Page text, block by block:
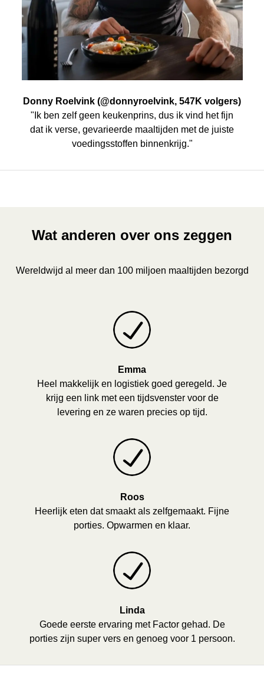
Donny Roelvink (@donnyroelvink, 547K volgers)
"Ik ben zelf geen keukenprins, dus ik vind het fijn
dat ik verse, gevarieerde maaltijden met de juiste
voedingsstoffen binnenkrijg."
Wat anderen over ons zeggen
Wereldwijd al meer dan 100 miljoen maaltijden bezorgd
Emma
Heel makkelijk en logistiek goed geregeld. Je
krijg een link met een tijdsvenster voor de
levering en ze waren precies op tijd.
Roos
Heerlijk eten dat smaakt als zelfgemaakt. Fijne
porties. Opwarmen en klaar.
Linda
Goede eerste ervaring met Factor gehad. De
porties zijn super vers en genoeg voor 1 persoon.